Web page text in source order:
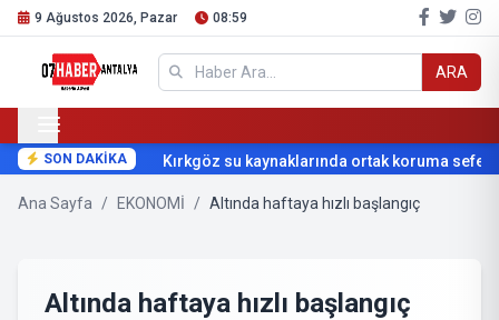
9 Ağustos 2026, Pazar 08:59
ARA
SON DAKİKA Kırkgöz su kaynaklarında ortak koruma
Ana Sayfa / EKONOMİ / Altında haftaya hızlı başlangıç
Altında haftaya hızlı başlangıç